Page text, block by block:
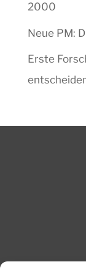
2000
Neue PM:
Erste